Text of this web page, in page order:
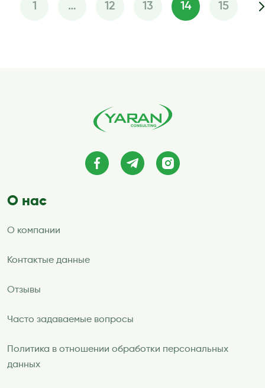
Пагинация
1 … 12 13 14 15
О нас
О компании
Контактые данные
Отзывы
Часто задаваемые вопросы
Политика в отношении обработки персональных
данных